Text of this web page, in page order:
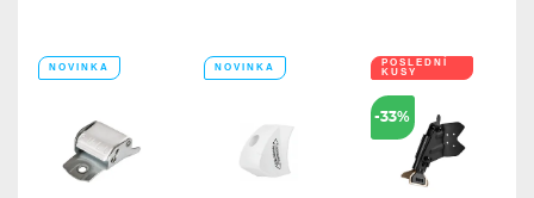
NOVINKA NOVINKA
POSLEDNÍ
KUSY
-33%